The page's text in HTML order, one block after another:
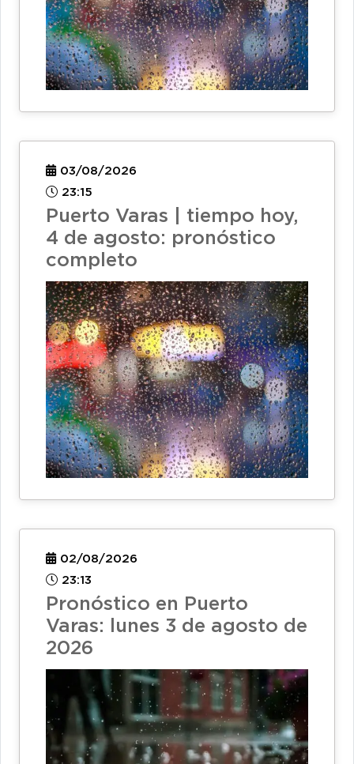
03/08/2026
23:15
Puerto Varas | tiempo hoy,
4 de agosto: pronóstico
completo
02/08/2026
23:13
Pronóstico en Puerto
Varas: lunes 3 de agosto de
2026